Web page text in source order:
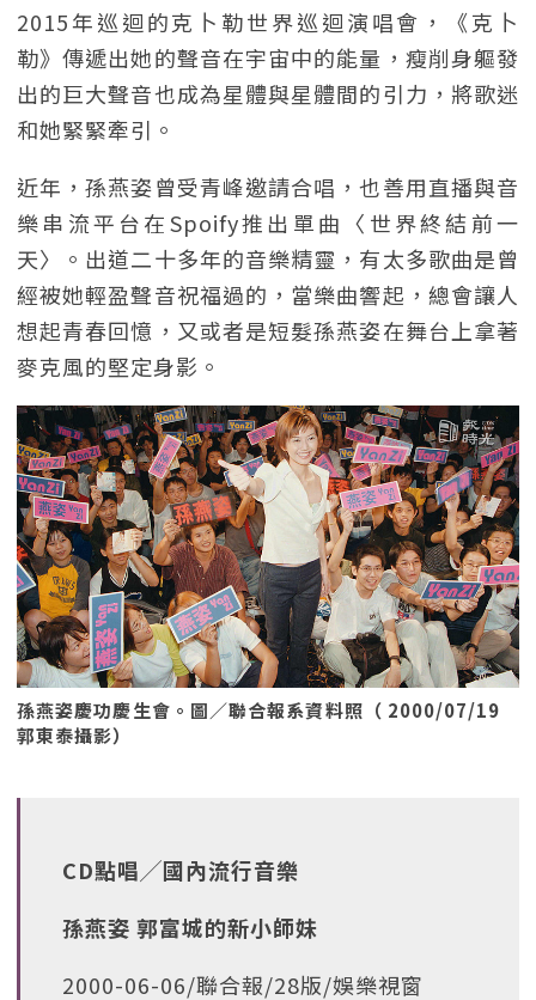
2015年巡迴的克卜勒世界巡迴演唱會，《克卜
勒》傳遞出她的聲音在宇宙中的能量，瘦削身軀發
出的巨大聲音也成為星體與星體間的引力，將歌迷
和她緊緊牽引。
近年，孫燕姿曾受青峰邀請合唱，也善用直播與音
樂串流平台在Spoify推出單曲〈世界終結前一
天〉。出道二十多年的音樂精靈，有太多歌曲是曾
經被她輕盈聲音祝福過的，當樂曲響起，總會讓人
想起青春回憶，又或者是短髮孫燕姿在舞台上拿著
麥克風的堅定身影。
孫燕姿慶功慶生會。圖／聯合報系資料照（ 2000/07/19
郭東泰攝影）
CD點唱╱國內流行音樂
孫燕姿 郭富城的新小師妹
2000-06-06/聯合報/28版/娛樂視窗